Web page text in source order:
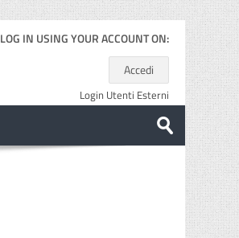
LOG IN USING YOUR ACCOUNT ON:
Accedi
Login Utenti Esterni
Submit